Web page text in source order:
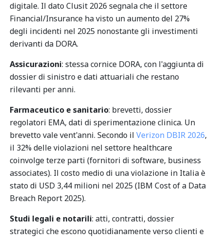
digitale. Il dato Clusit 2026 segnala che il settore
Financial/Insurance ha visto un aumento del 27%
degli incidenti nel 2025 nonostante gli investimenti
derivanti da DORA.
Assicurazioni: stessa cornice DORA, con l'aggiunta di
dossier di sinistro e dati attuariali che restano
rilevanti per anni.
Farmaceutico e sanitario: brevetti, dossier
regolatori EMA, dati di sperimentazione clinica. Un
brevetto vale vent'anni. Secondo il Verizon DBIR 2026,
il 32% delle violazioni nel settore healthcare
coinvolge terze parti (fornitori di software, business
associates). Il costo medio di una violazione in Italia è
stato di USD 3,44 milioni nel 2025 (IBM Cost of a Data
Breach Report 2025).
Studi legali e notarili: atti, contratti, dossier
strategici che escono quotidianamente verso clienti e